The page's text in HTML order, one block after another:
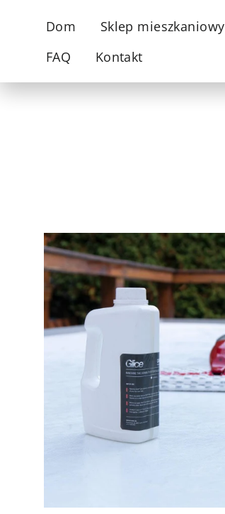
Dom Sklep mieszkaniowy
FAQ
Kontakt